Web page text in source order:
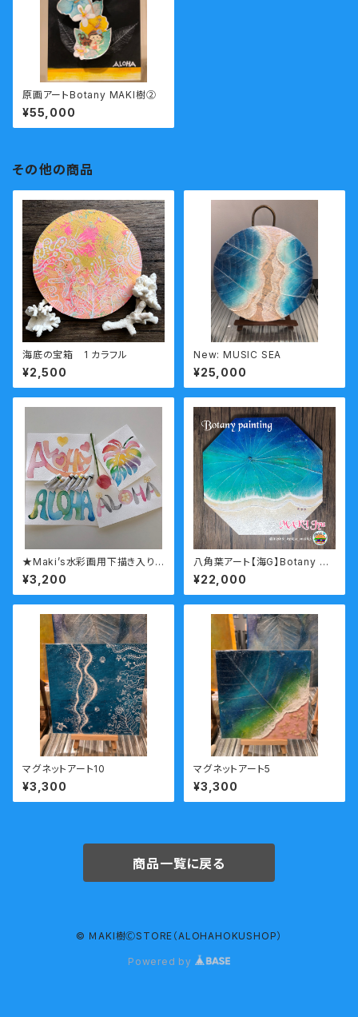
原画アートBotany MAKI樹②
¥55,000
その他の商品
海底の宝箱 1 カラフル
¥2,500
New: MUSIC SEA
¥25,000
★Maki’s水彩画用下描き入り
水彩紙Aloha文字セット①
¥3,200
八角葉アート【海G】Botany pa
inting
¥22,000
マグネットアート10
¥3,300
マグネットアート5
¥3,300
商品一覧に戻る
© ＭAKI樹ⒸSTORE（ALOHAHOKUSHOP）
Powered by